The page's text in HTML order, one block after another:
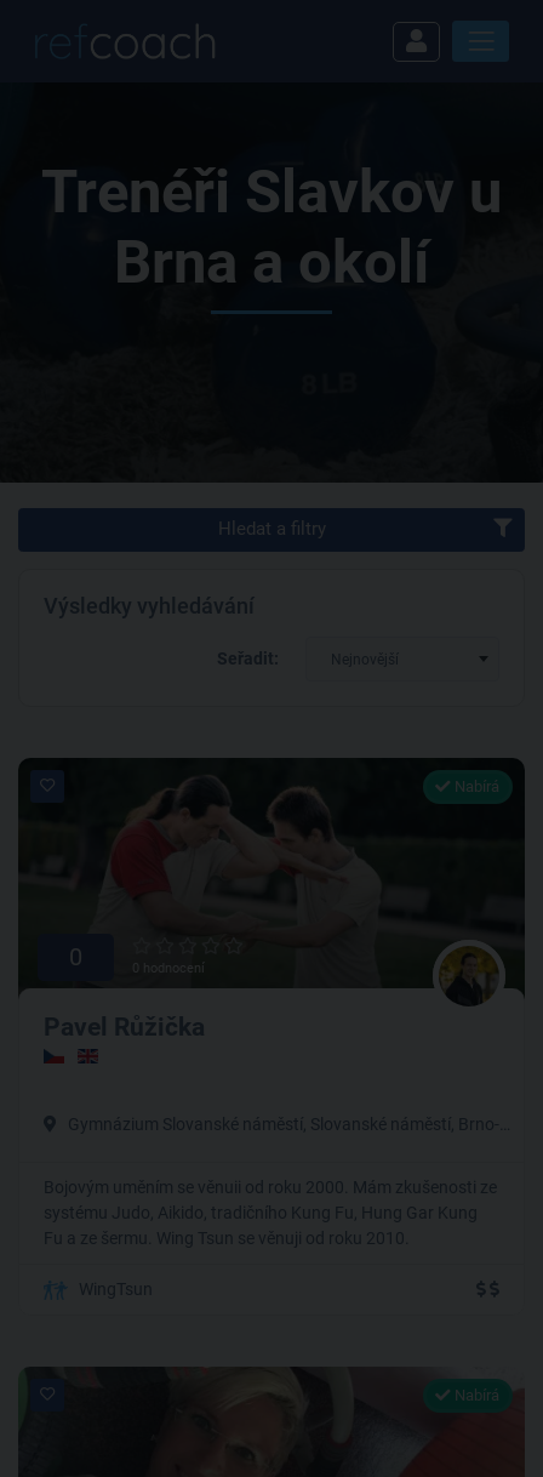
Trenéři Slavkov u
Brna a okolí
Hledat a filtry
Výsledky vyhledávání
Seřadit: Nejnovější
Nabírá
0 0 hodnocení
Pavel Růžička
Gymnázium Slovanské náměstí, Slovanské náměstí, Brno-Královo Pole
Bojovým uměním se věnuii od roku 2000. Mám zkušenosti ze
systému Judo, Aikido, tradičního Kung Fu, Hung Gar Kung
Fu a ze šermu. Wing Tsun se věnuji od roku 2010.
WingTsun
Nabírá